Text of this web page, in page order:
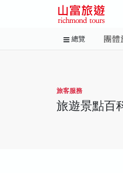
總覽 團體
旅客服務
旅遊景點百